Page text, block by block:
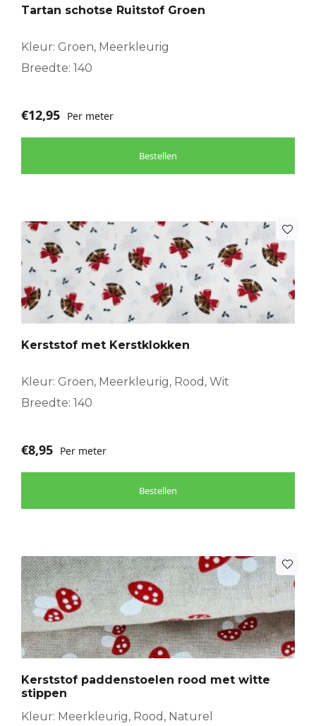
Tartan schotse Ruitstof Groen
Kleur: Groen, Meerkleurig
Breedte: 140
€12,95 Per meter
Bestellen
Kerststof met Kerstklokken
Kleur: Groen, Meerkleurig, Rood, Wit
Breedte: 140
€8,95 Per meter
Bestellen
Kerststof paddenstoelen rood met witte
stippen
Kleur: Meerkleurig, Rood, Naturel